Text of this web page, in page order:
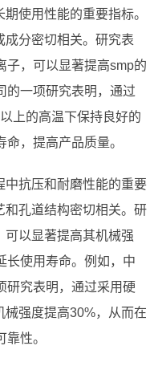
使用性能的重要指标。
成分密切相关。研究表
子，可以显著提高smp的
的一项研究表明，通过
上的高温下保持良好的
，提高产品质量。
中抗压和耐磨性能的重要
和孔道结构密切相关。研
可以显著提高其机械强
长使用寿命。例如，中
研究表明，通过采用硬
强度提高30%，从而在
性。